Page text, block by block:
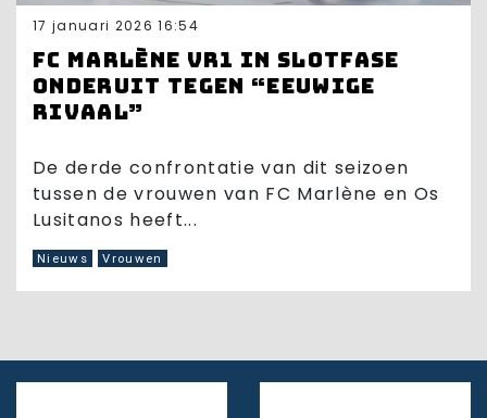
17 januari 2026 16:54
FC Marlène VR1 in slotfase
onderuit tegen “eeuwige
rivaal”
De derde confrontatie van dit seizoen
tussen de vrouwen van FC Marlène en Os
Lusitanos heeft...
Nieuws Vrouwen